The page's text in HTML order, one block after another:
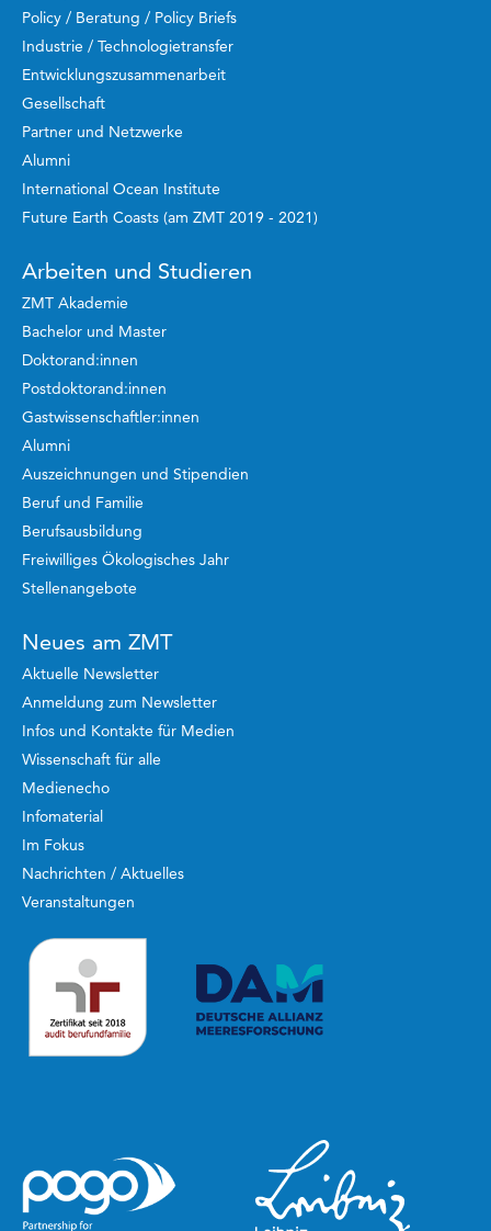
Policy / Beratung / Policy Briefs
Industrie / Technologietransfer
Entwicklungszusammenarbeit
Gesellschaft
Partner und Netzwerke
Alumni
International Ocean Institute
Future Earth Coasts (am ZMT 2019 - 2021)
Arbeiten und Studieren
ZMT Akademie
Bachelor und Master
Doktorand:innen
Postdoktorand:innen
Gastwissenschaftler:innen
Alumni
Auszeichnungen und Stipendien
Beruf und Familie
Berufsausbildung
Freiwilliges Ökologisches Jahr
Stellenangebote
Neues am ZMT
Aktuelle Newsletter
Anmeldung zum Newsletter
Infos und Kontakte für Medien
Wissenschaft für alle
Medienecho
Infomaterial
Im Fokus
Nachrichten / Aktuelles
Veranstaltungen